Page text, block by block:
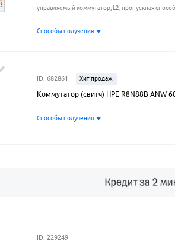
управляемый коммутатор, L2, пропускная
Способы получения
ID: 682861 Хит продаж
Коммутатор (свитч) HPE R8N88B ANW
Способы получения
ID: 229249